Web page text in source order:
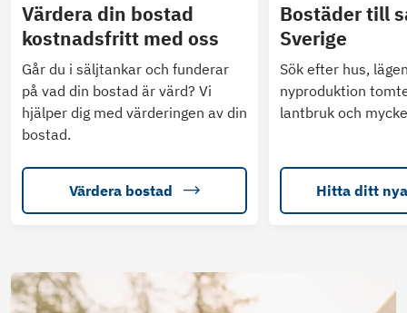
Värdera din bostad
kostnadsfritt med oss
Går du i säljtankar och funderar
på vad din bostad är värd? Vi
hjälper dig med värderingen av din
bostad.
Värdera bostad
Bostäder till
Sverige
Sök efter hus,
nyproduktion
lantbruk och
Hitta ditt